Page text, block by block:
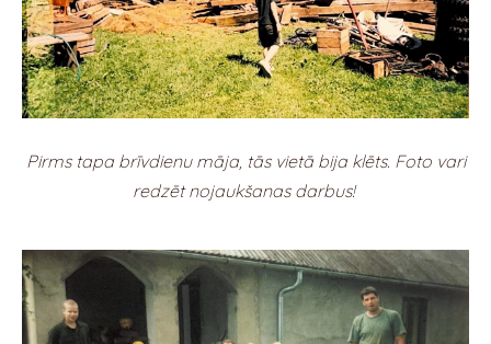
Pirms tapa brīvdienu māja, tās vietā bija klēts. Foto vari
redzēt nojaukšanas darbus!